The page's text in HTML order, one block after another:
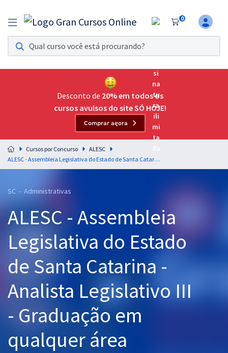
0
Assinatura Ilimitada 11
Acesso a todos os cursos. Teste grátis por 7 dias!
Assinatura OAB Até Passar
Acesso ilimitado a toda preparação para o Exame da
Residências Multiprofissionais
Preparação completa e intensiva para as principais
residências em saúde do Brasil
Cursos 20% OFF
Pós
Graduação
OAB
Questões grátis
Desconto de 20% em todos os
cursos avulsos do site SÓ HOJE!
Comprar agora
Cursos por Concurso
ALESC
ALESC - Assembleia Legislativa do Estado de Santa Catarina - Analista Legislativo III - Graduação em qualquer área
SC - Administrativas
ALESC - Assembleia
Legislativa do Estado
de Santa Catarina -
Analista Legislativo III
- Graduação em
qualquer área